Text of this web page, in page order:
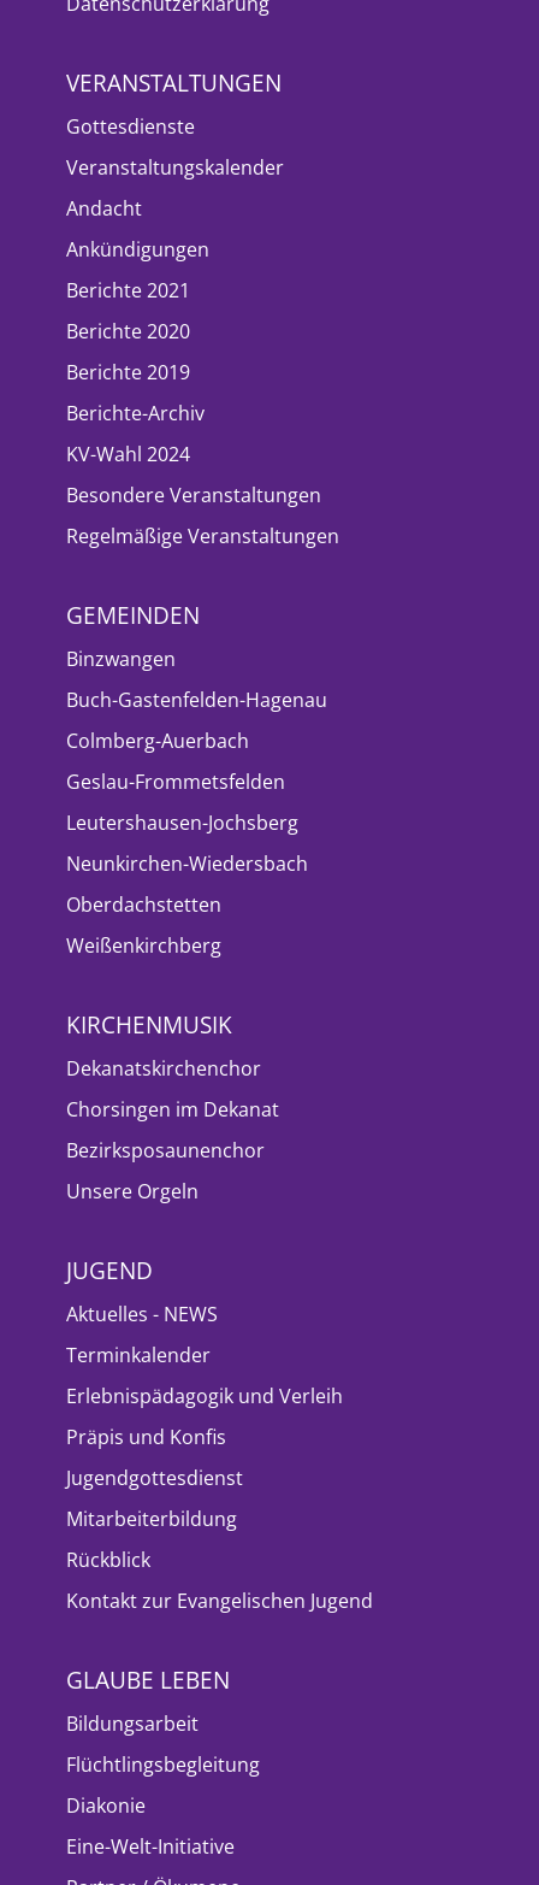
VERANSTALTUNGEN
Gottesdienste
Veranstaltungskalender
Andacht
Ankündigungen
Berichte 2021
Berichte 2020
Berichte 2019
Berichte-Archiv
KV-Wahl 2024
Besondere Veranstaltungen
Regelmäßige Veranstaltungen
GEMEINDEN
Binzwangen
Buch-Gastenfelden-Hagenau
Colmberg-Auerbach
Geslau-Frommetsfelden
Leutershausen-Jochsberg
Neunkirchen-Wiedersbach
Oberdachstetten
Weißenkirchberg
KIRCHENMUSIK
Dekanatskirchenchor
Chorsingen im Dekanat
Bezirksposaunenchor
Unsere Orgeln
JUGEND
Aktuelles - NEWS
Terminkalender
Erlebnispädagogik und Verleih
Präpis und Konfis
Jugendgottesdienst
Mitarbeiterbildung
Rückblick
Kontakt zur Evangelischen Jugend
GLAUBE LEBEN
Bildungsarbeit
Flüchtlingsbegleitung
Diakonie
Eine-Welt-Initiative